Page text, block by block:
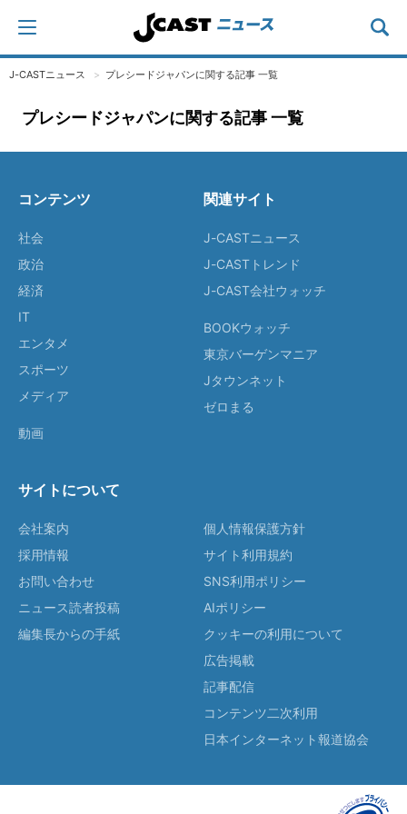
J-CASTニュース プレシードジャパンに関する記事 一覧
プレシードジャパンに関する記事 一覧
コンテンツ
社会
政治
経済
IT
エンタメ
スポーツ
メディア
動画
関連サイト
J-CASTニュース
J-CASTトレンド
J-CAST会社ウォッチ
BOOKウォッチ
東京バーゲンマニア
Jタウンネット
ゼロまる
サイトについて
会社案内
採用情報
お問い合わせ
ニュース読者投稿
編集長からの手紙
個人情報保護方針
サイト利用規約
SNS利用ポリシー
AIポリシー
クッキーの利用について
広告掲載
記事配信
コンテンツ二次利用
日本インターネット報道協会